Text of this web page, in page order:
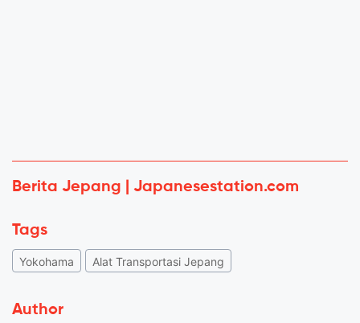
Berita Jepang | Japanesestation.com
Tags
Yokohama Alat Transportasi Jepang
Author